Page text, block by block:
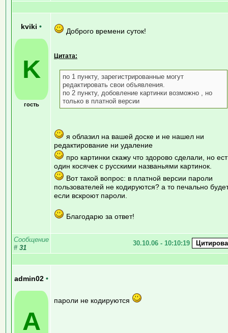
kviki •
K
гость
Доброго времени суток!
Цитата:
по 1 пункту, зарегистрированные могут
редактировать свои объявления.
по 2 пункту, добовление картинки возможно , но
только в платной версии
я облазил на вашей доске и не нашел ни
редактирование ни удаление
про картинки скажу что здорово сделали, но
один косячек с русскими названьями картинок.
Вот такой вопрос: в платной версии пароли
пользователей не кодируются? а то печально
если вскроют пароли.
Благодарю за ответ!
Сообщение
# 31
30.10.06 - 10:10:19
admin02 •
A
пароли не кодируются